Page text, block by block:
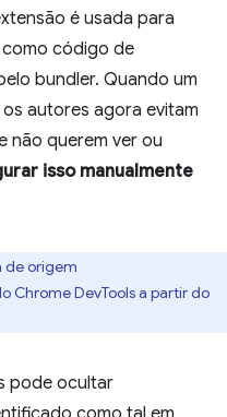
é usada para
código de
bundler. Quando um
autores agora evitam
não querem ver ou
isso manualmente
de origem
Chrome DevTools a partir do
pode ocultar